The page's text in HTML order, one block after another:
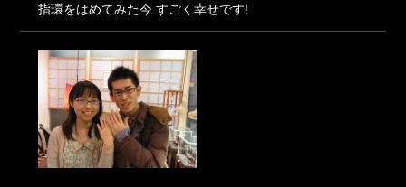
指環をはめてみた今 すごく幸せです!